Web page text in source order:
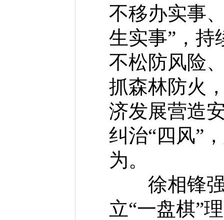
不移办实事
生实事”，持
不松防风险
抓森林防火
济发展营造
纠治“四风”
为。
徐相锋强
立“一盘棋”